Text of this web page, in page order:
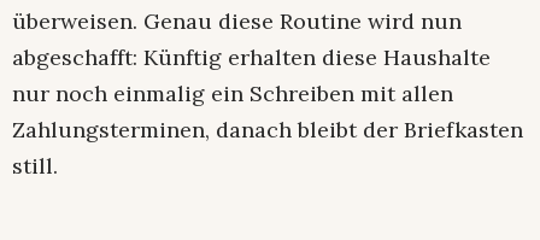
überweisen. Genau diese Routine wird nun
abgeschafft: Künftig erhalten diese Haushalte
nur noch einmalig ein Schreiben mit allen
Zahlungsterminen, danach bleibt der Briefkasten
still.​